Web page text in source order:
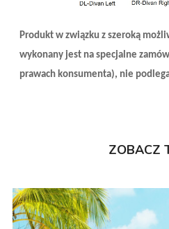
Produkt w związku z szeroką
wykonany jest na specjalne
prawach konsumenta), nie
ZOBACZ